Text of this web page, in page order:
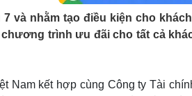
phòng
Thể thao
Thế giới thể thao
và nhằm tạo điều kiện cho
trình ưu đãi cho tất cả
Nam kết hợp cùng Công ty Tài